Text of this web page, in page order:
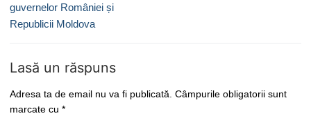
guvernelor României și
Republicii Moldova
Lasă un răspuns
Adresa ta de email nu va fi publicată. Câmpurile obligatorii sunt
marcate cu *